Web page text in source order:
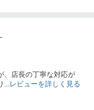
、店長の丁寧な対応が
...レビューを詳しく見る